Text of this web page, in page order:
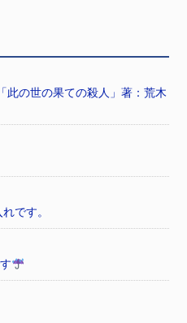
の世の果ての殺人」著：荒木
です。